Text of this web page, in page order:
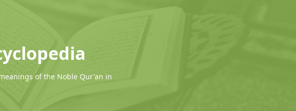
of the Noble Qur'an in